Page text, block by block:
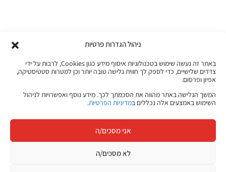
ניהול הגדרות פרטיות
באתר זה נעשה שימוש בטכנולוגיות איסוף מידע כגון Cookies, לרבות על ידי
צדדים שלישיים, כדי לספק לך חווית גלישה טובה יותר וכן למטרות סטטיסטיקה,
אפיון ופרסום.
המשך הגלישה באתר מהווה את הסכמתך לכך. מידע נוסף ואפשרויות לניהול
השימוש באמצעים אלה נכללים במדיניות הפרטיות.
אני מסכים/ה
לא מסכים/ה